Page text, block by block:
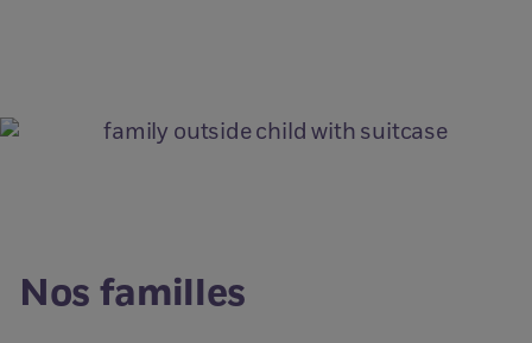
Nos familles